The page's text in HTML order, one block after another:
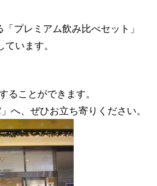
プレミアム飲み比べセット」
ています。
ることができます。
へ、ぜひお立ち寄りください。